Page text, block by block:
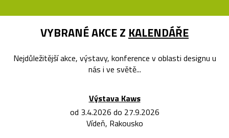
VYBRANÉ AKCE Z KALENDÁŘE
Nejdůležitější akce, výstavy, konference v oblasti designu u
nás i ve světě...
Výstava Kaws
od 3.4.2026 do 27.9.2026
Vídeň, Rakousko